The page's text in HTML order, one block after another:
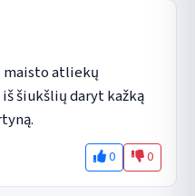
maisto atliekų
šiukšlių daryt kažką
0 0